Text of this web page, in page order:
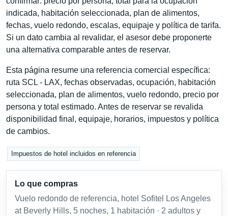
indicada, habitación seleccionada, plan de alimentos,
fechas, vuelo redondo, escalas, equipaje y política de tarifa.
Si un dato cambia al revalidar, el asesor debe proponerte
una alternativa comparable antes de reservar.
Esta página resume una referencia comercial específica:
ruta SCL - LAX, fechas observadas, ocupación, habitación
seleccionada, plan de alimentos, vuelo redondo, precio por
persona y total estimado. Antes de reservar se revalida
disponibilidad final, equipaje, horarios, impuestos y política
de cambios.
Impuestos de hotel incluidos en referencia
Lo que compras
Vuelo redondo de referencia, hotel Sofitel Los Angeles
at Beverly Hills, 5 noches, 1 habitación · 2 adultos y